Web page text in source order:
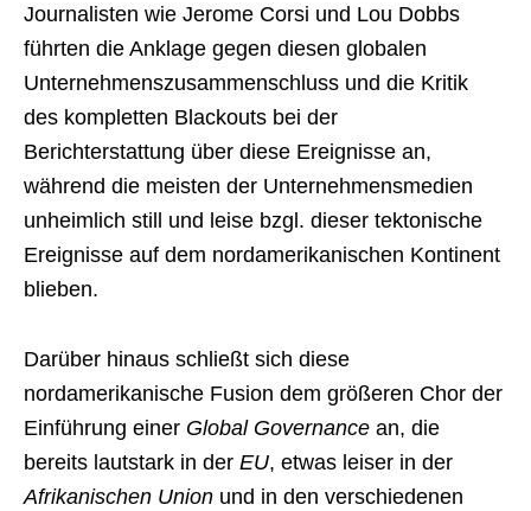
Journalisten wie Jerome Corsi und Lou Dobbs
führten die Anklage gegen diesen globalen
Unternehmenszusammenschluss und die Kritik
des kompletten Blackouts bei der
Berichterstattung über diese Ereignisse an,
während die meisten der Unternehmensmedien
unheimlich still und leise bzgl. dieser tektonische
Ereignisse auf dem nordamerikanischen Kontinent
blieben.
Darüber hinaus schließt sich diese
nordamerikanische Fusion dem größeren Chor der
Einführung einer Global Governance an, die
bereits lautstark in der EU, etwas leiser in der
Afrikanischen Union und in den verschiedenen